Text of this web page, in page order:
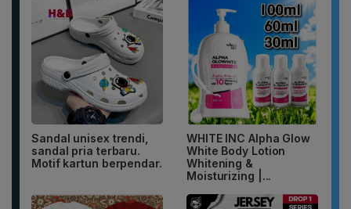
Sandal unisex trendi,
sandal pria terbaru.
Motif kartun berpendar.
WHITE INC Alpha Glow
White Body Lotion
Whitening &
Moisturizing |...